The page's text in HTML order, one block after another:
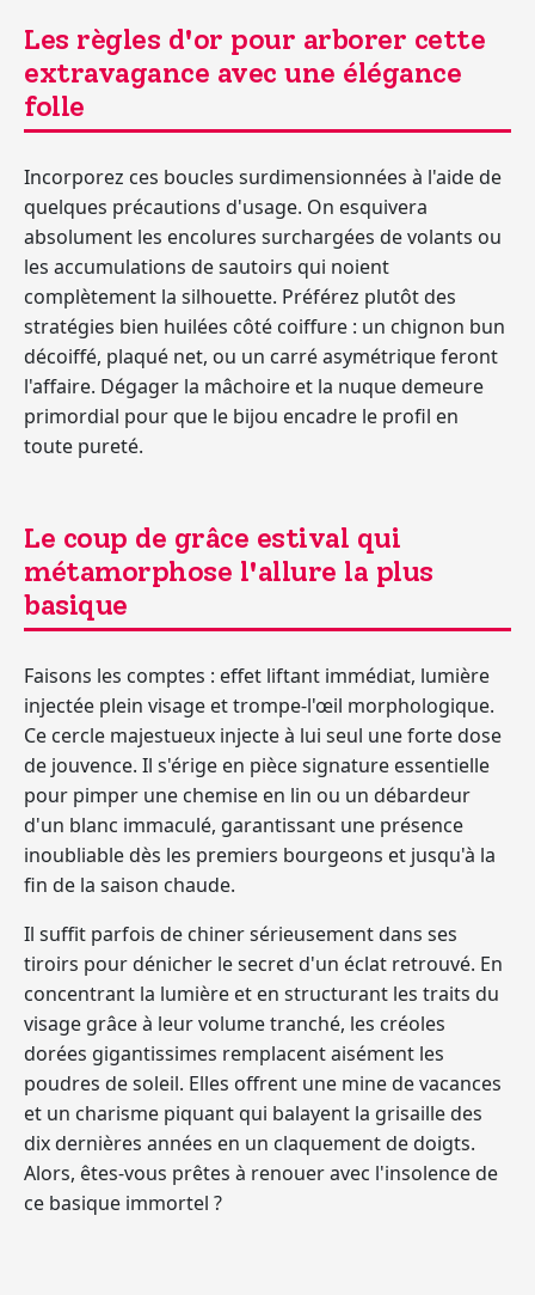
Les règles d'or pour arborer cette
extravagance avec une élégance
folle
Incorporez ces boucles surdimensionnées à l'aide de
quelques précautions d'usage. On esquivera
absolument les encolures surchargées de volants ou
les accumulations de sautoirs qui noient
complètement la silhouette. Préférez plutôt des
stratégies bien huilées côté coiffure : un chignon bun
décoiffé, plaqué net, ou un carré asymétrique feront
l'affaire. Dégager la mâchoire et la nuque demeure
primordial pour que le bijou encadre le profil en
toute pureté.
Le coup de grâce estival qui
métamorphose l'allure la plus
basique
Faisons les comptes : effet liftant immédiat, lumière
injectée plein visage et trompe-l'œil morphologique.
Ce cercle majestueux injecte à lui seul une forte dose
de jouvence. Il s'érige en pièce signature essentielle
pour pimper une chemise en lin ou un débardeur
d'un blanc immaculé, garantissant une présence
inoubliable dès les premiers bourgeons et jusqu'à la
fin de la saison chaude.
Il suffit parfois de chiner sérieusement dans ses
tiroirs pour dénicher le secret d'un éclat retrouvé. En
concentrant la lumière et en structurant les traits du
visage grâce à leur volume tranché, les créoles
dorées gigantissimes remplacent aisément les
poudres de soleil. Elles offrent une mine de vacances
et un charisme piquant qui balayent la grisaille des
dix dernières années en un claquement de doigts.
Alors, êtes-vous prêtes à renouer avec l'insolence de
ce basique immortel ?